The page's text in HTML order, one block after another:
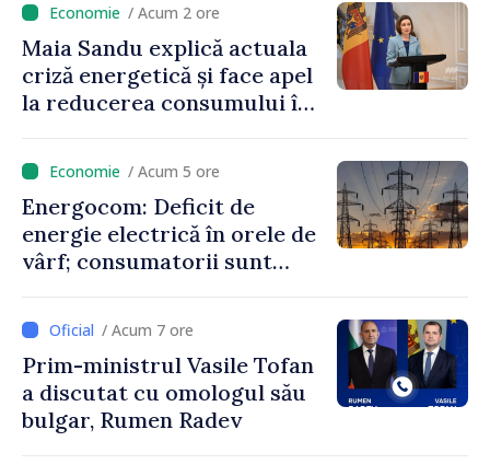
/ Acum 2 ore
Maia Sandu explică actuala
criză energetică și face apel
la reducerea consumului în
putem menține prețurile la
un nivel mai mic”
/ Acum 5 ore
Energocom: Deficit de
energie electrică în orele de
vârf; consumatorii sunt
/ Acum 7 ore
Prim-ministrul Vasile Tofan
a discutat cu omologul său
bulgar, Rumen Radev